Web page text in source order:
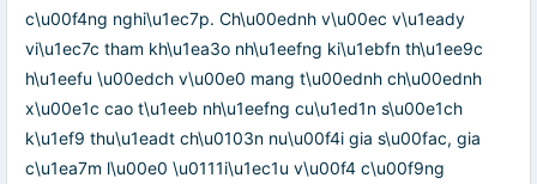
c\u00f4ng nghi\u1ec7p. Ch\u00ednh v\u00ec v\u1eady
vi\u1ec7c tham kh\u1ea3o nh\u1eefng ki\u1ebfn th\u1ee9c
h\u1eefu \u00edch v\u00e0 mang t\u00ednh ch\u00ednh
x\u00e1c cao t\u1eeb nh\u1eefng cu\u1ed1n s\u00e1ch
k\u1ef9 thu\u1eadt ch\u0103n nu\u00f4i gia s\u00fac, gia
c\u1ea7m l\u00e0 \u0111i\u1ec1u v\u00f4 c\u00f9ng